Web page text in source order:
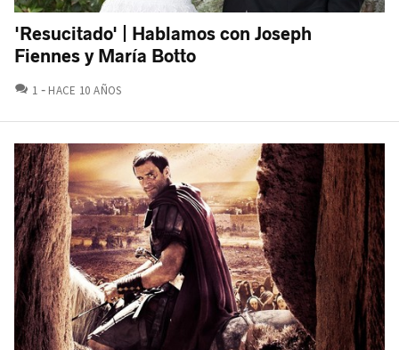
'Resucitado' | Hablamos con Joseph
Fiennes y María Botto
1 COMENTARIOS
HACE 10 AÑOS